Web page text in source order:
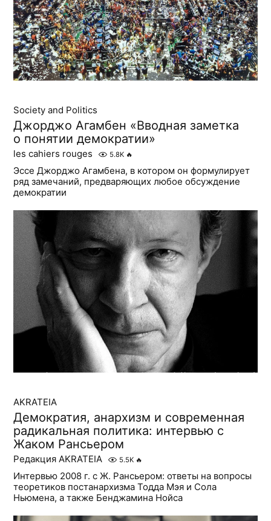
Society and Politics
Джорджо Агамбен «Вводная заметка
о понятии демократии»
les cahiers rouges 5.8K 🔥
Эссе Джорджо Агамбена, в котором он формулирует
ряд замечаний, предваряющих любое обсуждение
демократии
AKRATEIA
Демократия, анархизм и современная
радикальная политика: интервью с
Жаком Рансьером
Редакция AKRATEIA 5.5K 🔥
Интервью 2008 г. с Ж. Рансьером: ответы на вопросы
теоретиков постанархизма Тодда Мэя и Сола
Ньюмена, а также Бенджамина Нойса